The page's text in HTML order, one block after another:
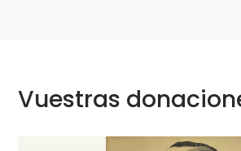
Vuestras